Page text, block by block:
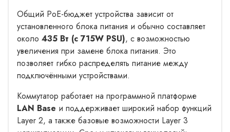
Общий PoE-бюджет устройства зависит от
установленного блока питания и обычно составляет
около 435 Вт (с 715W PSU), с возможностью
увеличения при замене блока питания. Это
позволяет гибко распределять питание между
подключёнными устройствами.
Коммутатор работает на программной платформе
LAN Base и поддерживает широкий набор функций
Layer 2, а также базовые возможности Layer 3